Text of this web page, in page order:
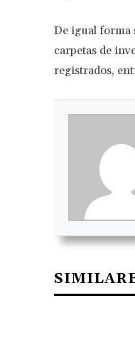
De igual forma
carpetas de
registrados,